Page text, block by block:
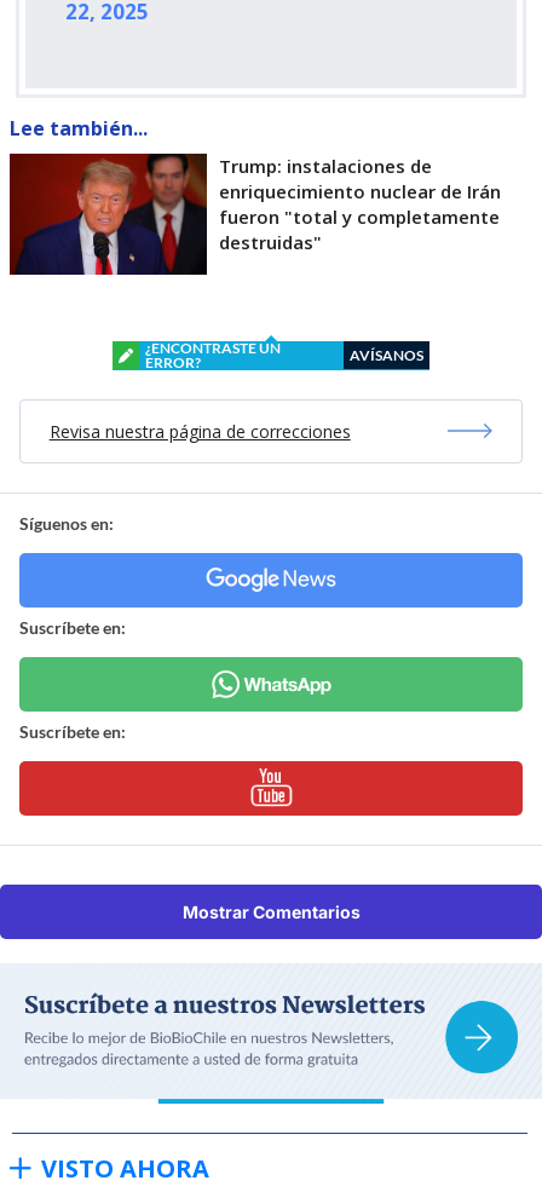
22, 2025
Lee también...
Trump: instalaciones de
enriquecimiento nuclear de Irán
fueron "total y completamente
destruidas"
¿ENCONTRASTE UN
ERROR?
AVÍSANOS
Revisa nuestra página de correcciones
Síguenos en:
Suscríbete en:
Suscríbete en:
Mostrar Comentarios
VISTO AHORA